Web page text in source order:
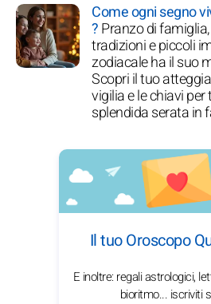
Come ogni segno
?Pranzo di
tradizioni e piccoli
zodiacale ha il suo
Scopri il tuo
vigilia e le chiavi
splendida serata in
Il tuo Oroscopo
E inoltre: regali astrologici,
bioritmo... iscriviti